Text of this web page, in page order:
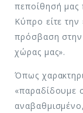
πεποίθησή μας
Κύπρο είτε την
πρόσβαση στην
χώρας μας».
Όπως
«παραδίδουμε